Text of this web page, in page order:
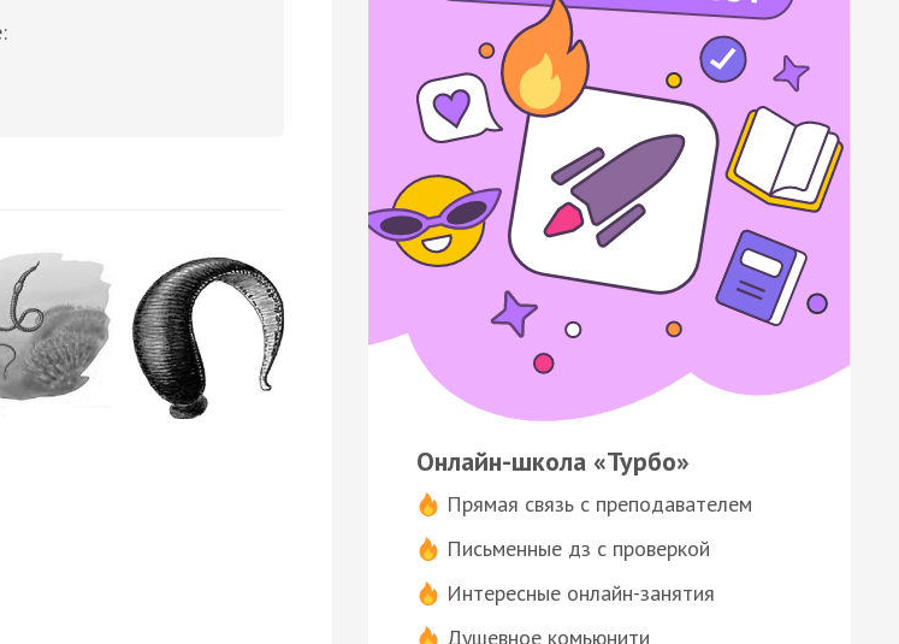
Онлайн-школа «Турбо»
Прямая связь с преподавателем
Письменные дз с проверкой
Интересные онлайн-занятия
Душевное комьюнити